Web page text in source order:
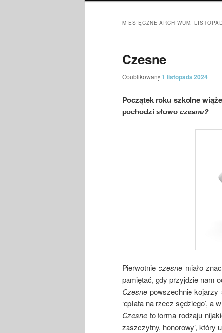
MIESIĘCZNE ARCHIWUM:
Czesne
Opublikowany1 listopada 2024
Początek roku szkolne
pochodzi słowoczesne?
Pierwotnie czesnemiało
pamiętać, gdy przyjdzie nam
Czesne powszechnie kojarzy
‘opłata na rzecz sędziego’, a
Czesne to forma rodzaju
zaszczytny, honorowy’, który